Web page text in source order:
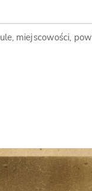
miejscowości,